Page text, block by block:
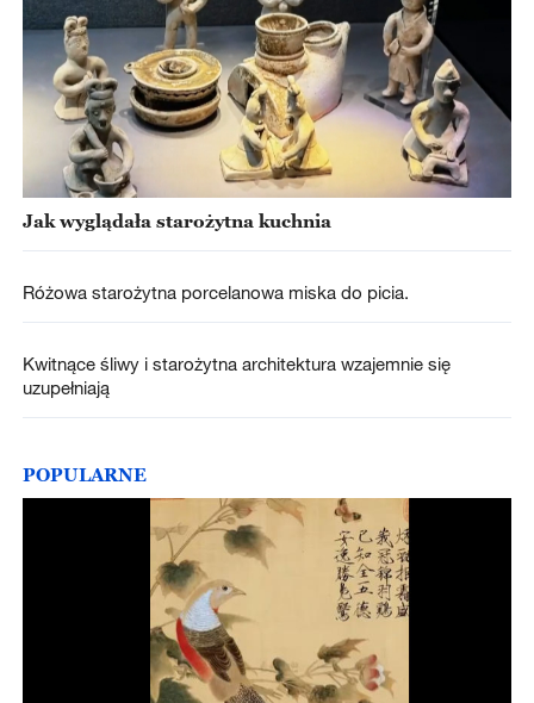
Jak wyglądała starożytna kuchnia
Różowa starożytna porcelanowa miska do picia.
Kwitnące śliwy i starożytna architektura wzajemnie się
uzupełniają
POPULARNE